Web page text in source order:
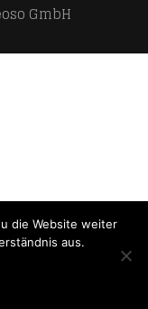
GmbH
die Website weiter
aus.